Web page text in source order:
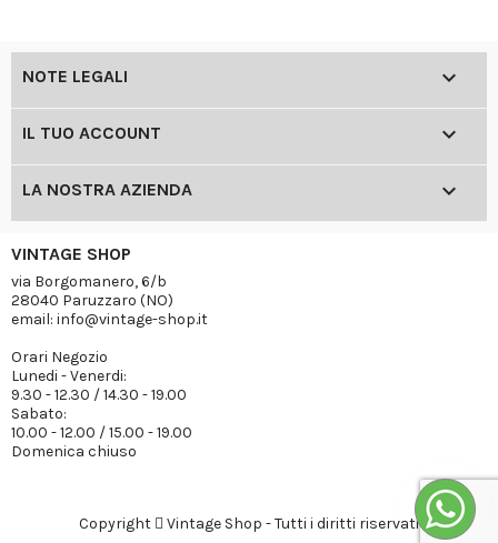
NOTE LEGALI 
IL TUO ACCOUNT 
LA NOSTRA AZIENDA 
VINTAGE SHOP
via Borgomanero, 6/b
28040 Paruzzaro (NO)
email: info@vintage-shop.it
Orari Negozio
Lunedi - Venerdi:
9.30 - 12.30 / 14.30 - 19.00
Sabato:
10.00 - 12.00 / 15.00 - 19.00
Domenica chiuso
Copyright Vintage Shop - Tutti i diritti riservati